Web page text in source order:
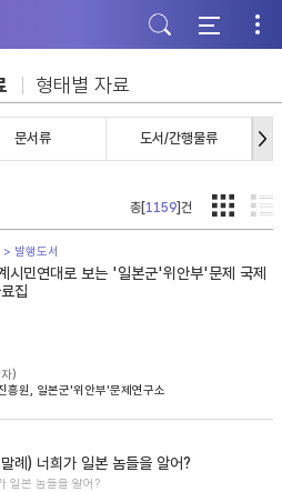
형태별 자료
문서류 도서/간행물류
총[1159]건
발행도서
시민연대로 보는 '일본군'위안부'문제 국제
집
)
흥원, 일본군'위안부'문제연구소
례) 너희가 일본 놈들을 알어?
일본 놈들을 알어?